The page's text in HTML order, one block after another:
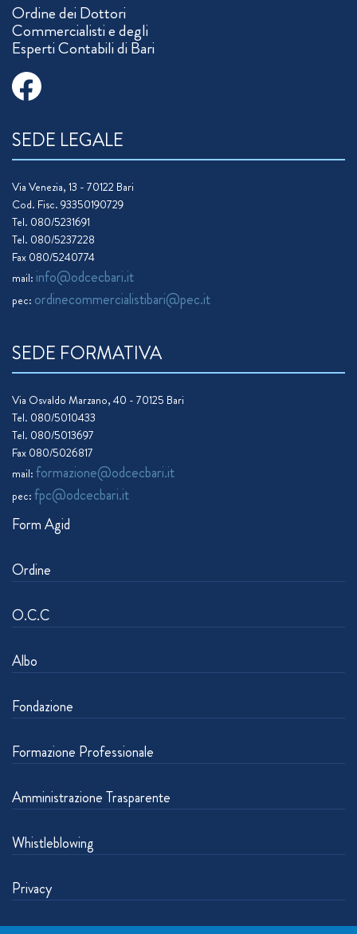
Ordine dei Dottori
Commercialisti e degli
Esperti Contabili di Bari
SEDE LEGALE
Via Venezia, 13 - 70122 Bari
Cod. Fisc. 93350190729
Tel. 080/5231691
Tel. 080/5237228
Fax 080/5240774
mail: info@odcecbari.it
pec: ordinecommercialistibari@pec.it
SEDE FORMATIVA
Via Osvaldo Marzano, 40 - 70125 Bari
Tel. 080/5010433
Tel. 080/5013697
Fax 080/5026817
mail: formazione@odcecbari.it
pec: fpc@odcecbari.it
Form Agid
Ordine
O.C.C
Albo
Fondazione
Formazione Professionale
Amministrazione Trasparente
Whistleblowing
Privacy